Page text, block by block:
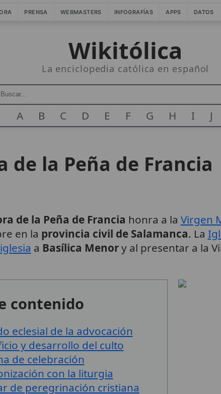
PRENSA WEBMASTERS INFOGRAFÍAS APPS DATOS
Wikitólica
La enciclopedia católica en español
A B C D E F G H I J
de la Peña de Francia
de la Peña de Francia honra a la Virgen
en la provincia civil de Salamanca. La
iglesia a Basílica Menory al presentar a la
contenido
eclesial de la advocación
y desarrollo del culto
de celebración
con la liturgia
de peregrinación cristiana